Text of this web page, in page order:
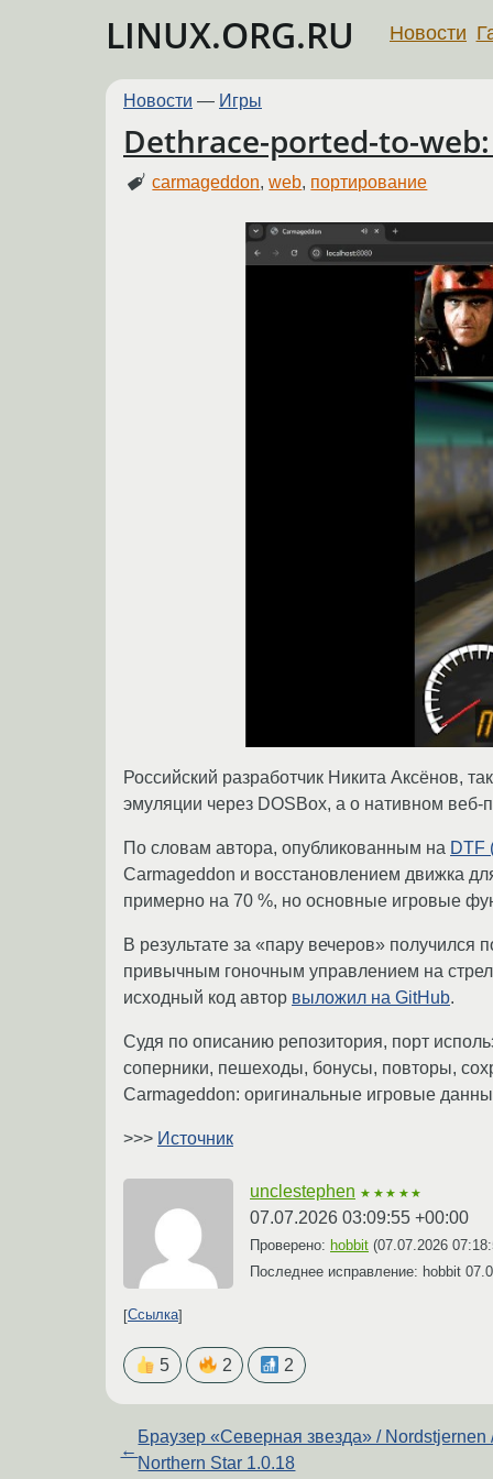
LINUX.ORG.RU Новости
Новости — Игры
Dethrace-ported-to-
carmageddon,web, портирование
Российский разработчик Никита Аксёнов,
эмуляции через DOSBox, а о нативном веб-
По словам автора, опубликованным на DTF
Carmageddon и восстановлением движка
примерно на 70 %, но основные игровые
В результате за «пару вечеров» получился
привычным гоночным управлением на
исходный код автор выложил на GitHub.
Судя по описанию репозитория, порт
соперники, пешеходы, бонусы, повторы,
Carmageddon: оригинальные игровые
>>> Источник
unclestephen ★★★★★
07.07.2026 03:09:55 +00:00
Проверено: hobbit (07.07.2026
Последнее исправление: hobbit
Ссылка
5 2 2
←
Браузер «Северная звезда» / Nordstjernen
Northern Star 1.0.18